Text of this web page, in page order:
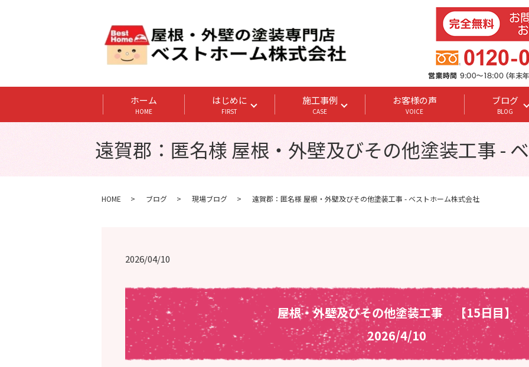
ホーム
HOME
はじめに
FIRST
施工事例
CASE
お客様の声
VOICE
ブログ
BLOG
遠賀郡：匿名様 屋根・外壁及びその他塗装工事 -
HOME ブログ 現場ブログ 遠賀郡：匿名様 屋根・外壁及びその他塗装工事 - ベストホーム株式会社
2026/04/10
屋根・外壁及びその他塗装工事 【15日目】
2026/4/10